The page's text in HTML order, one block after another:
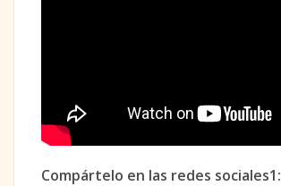
Compártelo en las redes sociales1: